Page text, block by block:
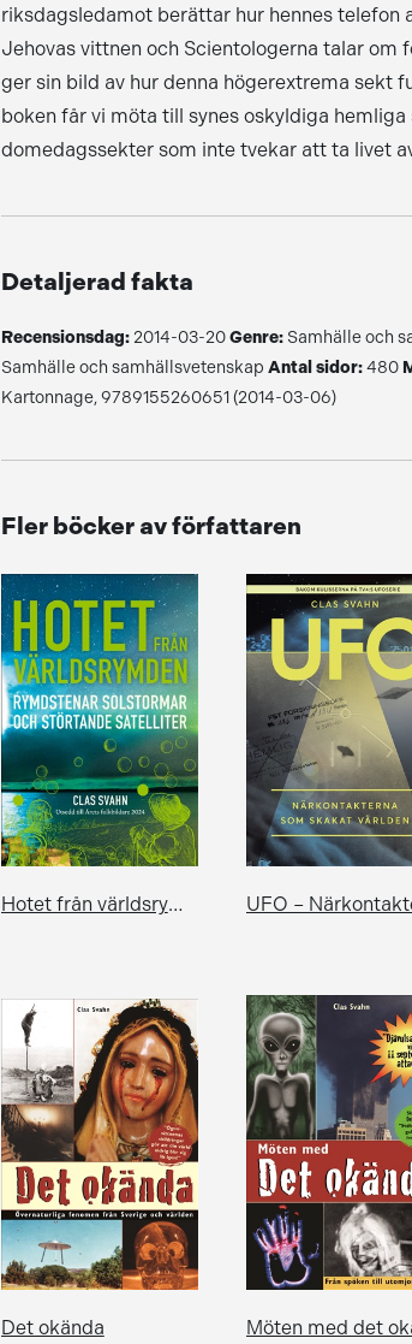
riksdagsledamot berättar hur hennes telefon
Jehovas vittnen och Scientologerna talar
ger sin bild av hur denna högerextrema sekt
boken får vi möta till synes oskyldiga
domedagssekter som inte tvekar att ta livet
Detaljerad fakta
Recensionsdag:2014-03-20Genre:Samhälle och
Samhälle och samhällsvetenskap Antal sidor:480
Kartonnage, 9789155260651 (2014-03-06)
Fler böcker av författaren
Hotet från världsrymden
Det okända